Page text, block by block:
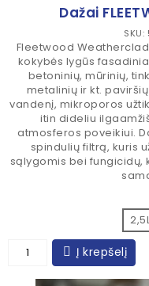
Dažai
Fleetwood
kokybės lygūs
betoninių, mūrinių,
metalinių ir kt.
vandenį, mikroporos
itin dideliu
atmosferos poveikiui.
spindulių filtrą, kuris
sąlygomis bei fungicidų,
Į krepšelį